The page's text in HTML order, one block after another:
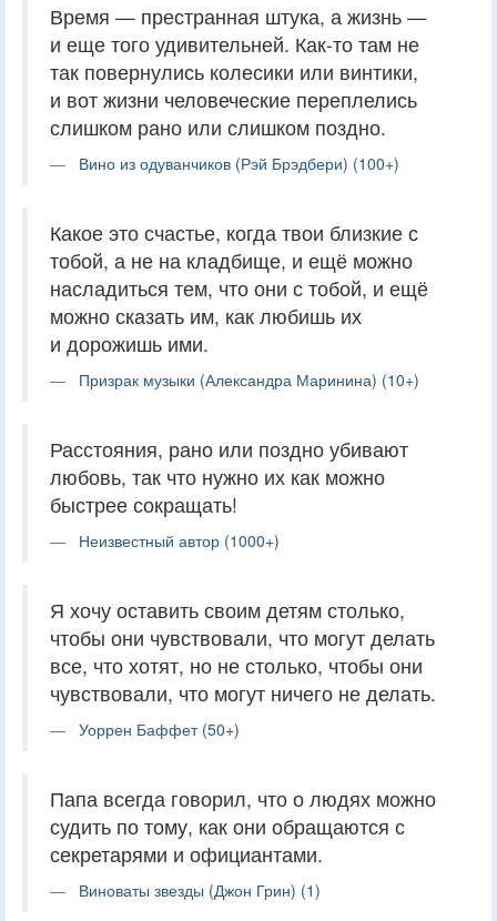
Время — престранная штука, а жизнь —
и еще того удивительней. Как-то там не
так повернулись колесики или винтики,
и вот жизни человеческие переплелись
слишком рано или слишком поздно.
Вино из одуванчиков (Рэй Брэдбери) (100+)
Какое это счастье, когда твои близкие с
тобой, а не на кладбище, и ещё можно
насладиться тем, что они с тобой, и ещё
можно сказать им, как любишь их
и дорожишь ими.
Призрак музыки (Александра Маринина) (10+)
Расстояния, рано или поздно убивают
любовь, так что нужно их как можно
быстрее сокращать!
Неизвестный автор (1000+)
Я хочу оставить своим детям столько,
чтобы они чувствовали, что могут делать
все, что хотят, но не столько, чтобы они
чувствовали, что могут ничего не делать.
Уоррен Баффет (50+)
Папа всегда говорил, что о людях можно
судить по тому, как они обращаются с
секретарями и официантами.
Виноваты звезды (Джон Грин) (1)